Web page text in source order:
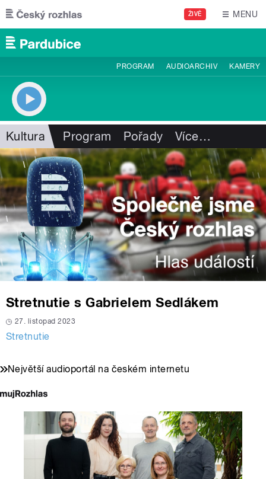
Přejít k hlavnímu obsahu
ŽIVĚ MENU
PROGRAM AUDIOARCHIV KAMERY
Kultura Program Pořady Více…
Stretnutie s Gabrielem Sedlákem
27. listopad 2023
Stretnutie
Největší audioportál na českém internetu